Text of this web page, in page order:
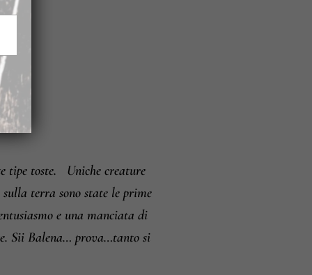
e resi
tipe toste.
Uniche creature
terra sono state le prime
e una manciata di
Sii Balena… prova…tanto si